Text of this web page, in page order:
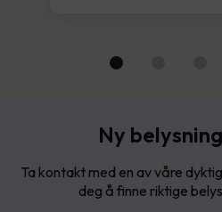
Ny
Ta kontakt med en av våre
deg å finne riktige